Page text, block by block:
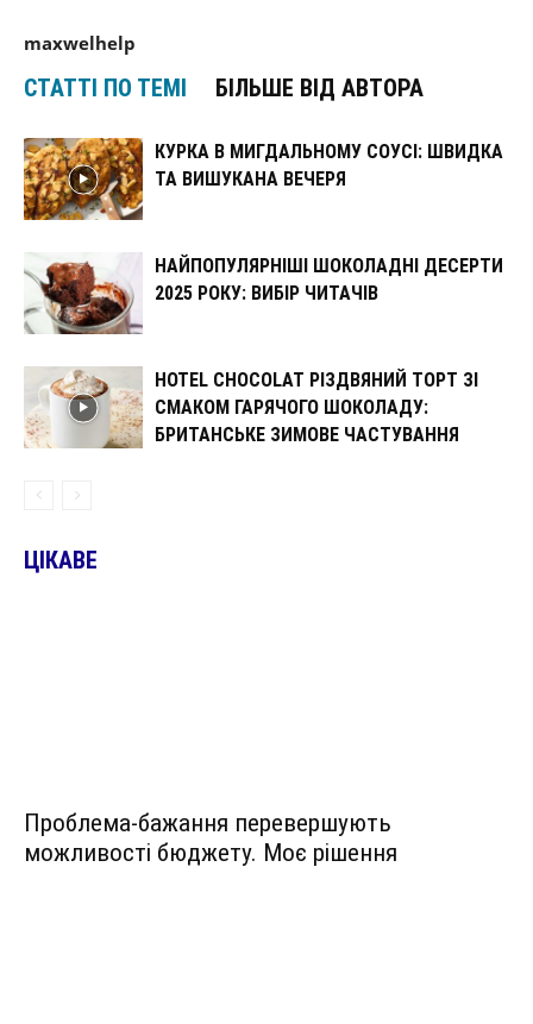
maxwelhelp
СТАТТІ ПО ТЕМІ БІЛЬШЕ ВІД АВТОРА
КУРКА В МИГДАЛЬНОМУ СОУСІ: ШВИДКА
ТА ВИШУКАНА ВЕЧЕРЯ
НАЙПОПУЛЯРНІШІ ШОКОЛАДНІ ДЕСЕРТИ
2025 РОКУ: ВИБІР ЧИТАЧІВ
HOTEL CHOCOLAT РІЗДВЯНИЙ ТОРТ ЗІ
СМАКОМ ГАРЯЧОГО ШОКОЛАДУ:
БРИТАНСЬКЕ ЗИМОВЕ ЧАСТУВАННЯ
ЦІКАВЕ
Проблема-бажання перевершують
можливості бюджету. Моє рішення